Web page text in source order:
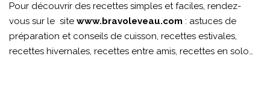
Pour découvrir des recettes simples et faciles, rendez-
vous sur le site www.bravoleveau.com : astuces de
préparation et conseils de cuisson, recettes estivales,
recettes hivernales, recettes entre amis, recettes en solo…